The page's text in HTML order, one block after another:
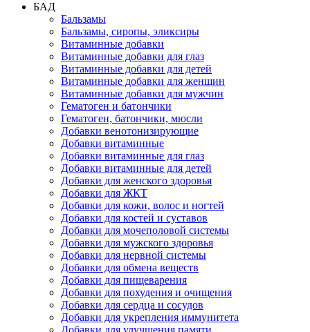
БАД
Бальзамы
Бальзамы, сиропы, эликсиры
Витаминные добавки
Витаминные добавки для глаз
Витаминные добавки для детей
Витаминные добавки для женщин
Витаминные добавки для мужчин
Гематоген и батончики
Гематоген, батончики, мюсли
Добавки венотонизирующие
Добавки витаминные
Добавки витаминные для глаз
Добавки витаминные для детей
Добавки для женского здоровья
Добавки для ЖКТ
Добавки для кожи, волос и ногтей
Добавки для костей и суставов
Добавки для мочеполовой системы
Добавки для мужского здоровья
Добавки для нервной системы
Добавки для обмена веществ
Добавки для пищеварения
Добавки для похудения и очищения
Добавки для сердца и сосудов
Добавки для укрепления иммунитета
Добавки для улучшения памяти